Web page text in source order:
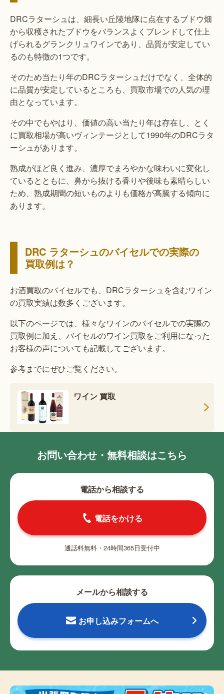
DRCラターシュは、細長い丘陵地隊に点在するブドウ畑
から収穫されたブドウをバランスよくブレンドして仕上
げられるグランクリュワインであり、品質が安定してい
るのも特徴の1つです。
そのため当たり年のDRCラターシュだけでなく、全体的
に品質が安定しているところも、買取市場での人気の理
由となっています。
その中でもやはり、価値の高い当たり年は存在し、とく
に買取相場が高いヴィンテージとして1990年のDRCラタ
ーシュがあります。
熟成がほど良く進み、濃厚でまろやかな味わいに変化し
ているとともに、鼻から抜ける香りや後味も素晴らしい
ため、熟成期間の短いものよりも価格が高騰する傾向に
あります。
DRC ラターシュのバイセルでの実際の
買取例は？
お酒買取のバイセルでも、DRCラターシュを含むワイン
の買取実績は数多くございます。
以下のページでは、様々なワインのバイセルでの実際の
買取例に加え、バイセルのワイン買取をご利用になった
お客様の声についても記載してございます。
参考までにぜひご覧ください。
ワイン 買取
お問い合わせ・無料相談はこちら
電話から相談する
電話をかける
通話料無料・24時間365日受付中
メールから相談する
お申し込みフォームへ